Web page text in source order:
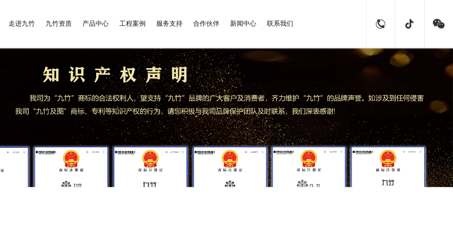
走进九竹 九竹资质 产品中心 工程案例 服务支持 合作伙伴 新闻中心 联系我们